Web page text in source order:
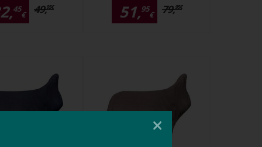
45
€ 49,95€ 51,95
€ 79,95€
×